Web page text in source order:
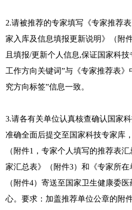
2.请被推荐的专家填写《专家推荐
家入库及信息填报更新说明》（附
且填报/更新个人信息,保证国家科
工作方向关键词”与《专家推荐表
究方向标签”信息一致。
3.请各有关单位认真核查确认国家
准确全面后提交至国家科技专家库
（附件1，专家个人填写的推荐表
家汇总表》（附件3）和《专家所在
（附件4）寄送至国家卫生健康委
心。要求：加盖推荐单位公章的附